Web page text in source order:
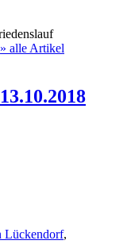
» alle Artikel
Lückendorf,